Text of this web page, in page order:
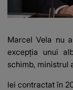
Marcel Vela nu
excepția unui
schimb, ministrul
lei contractat în